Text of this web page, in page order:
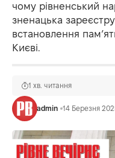
чому рівненський
зненацька
встановлення
Києві.
admin 14 Березня
1 хв. читання